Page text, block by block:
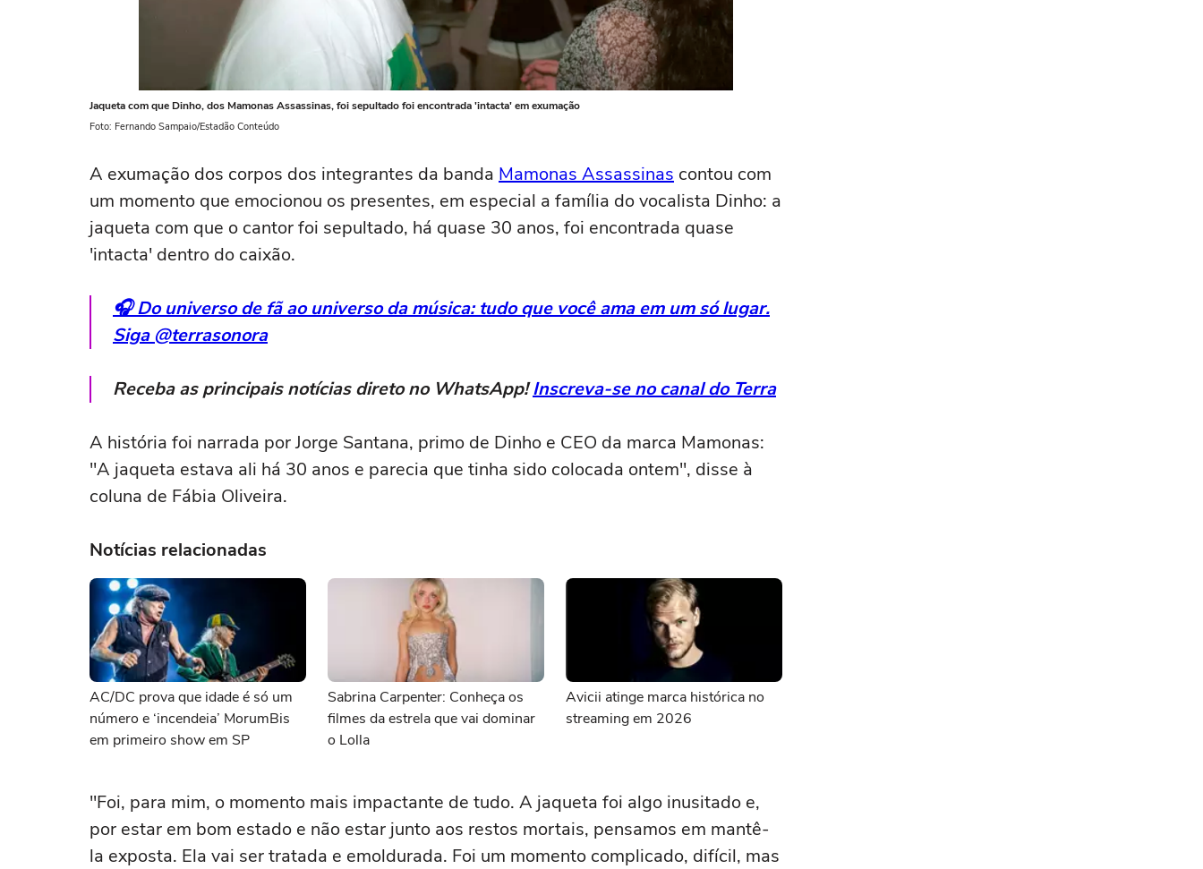
Jaqueta com que Dinho, dos Mamonas Assassinas, foi sepultado foi encontrada 'intacta' em exumação
Foto: Fernando Sampaio/Estadão Conteúdo
A exumação dos corpos dos integrantes da banda Mamonas Assassinas contou com
um momento que emocionou os presentes, em especial a família do vocalista Dinho: a
jaqueta com que o cantor foi sepultado, há quase 30 anos, foi encontrada quase
'intacta' dentro do caixão.
🎧 Do universo de fã ao universo da música: tudo que você ama em um só lugar.
Siga @terrasonora
Receba as principais notícias direto no WhatsApp!Inscreva-se no canal do Terra
A história foi narrada por Jorge Santana, primo de Dinho e CEO da marca Mamonas:
"A jaqueta estava ali há 30 anos e parecia que tinha sido colocada ontem", disse à
coluna de Fábia Oliveira.
Notícias relacionadas
AC/DC prova que idade é só um
número e ‘incendeia’ MorumBis
em primeiro show em SP
Sabrina Carpenter: Conheça os
filmes da estrela que vai dominar
o Lolla
Avicii atinge marca histórica no
streaming em 2026
"Foi, para mim, o momento mais impactante de tudo. A jaqueta foi algo inusitado e,
por estar em bom estado e não estar junto aos restos mortais, pensamos em mantê-
la exposta. Ela vai ser tratada e emoldurada. Foi um momento complicado, difícil, mas